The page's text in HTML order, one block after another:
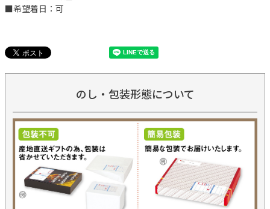
■希望着日：可
のし・包装形態について